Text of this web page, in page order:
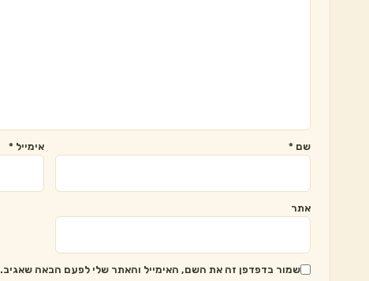
שם * אימייל *
אתר
שמור בדפדפן זה את השם, האימייל והאתר שלי לפעם הבאה שאגיב.